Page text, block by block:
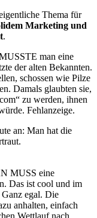
Thema für
Marketing und
.
man eine
der alten Bekannten.
schossen wie Pilze
Damals glaubten sie,
zu werden, ihnen
Fehlanzeige.
an: Man hat die
MUSS eine
Das ist cool und im
egal. Die
anhalten, einfach
Wettlauf nach